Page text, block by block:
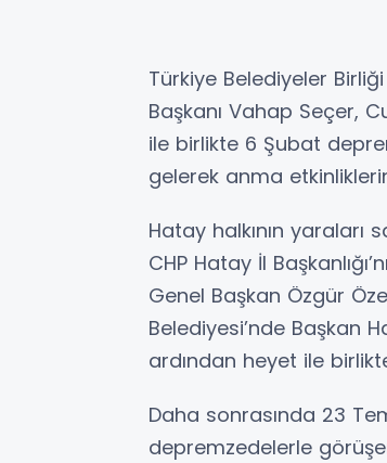
Türkiye Belediyeler
Başkanı Vahap Seçer,
ile birlikte 6 Şubat
gelerek anma
Hatay halkının yaraları
CHP Hatay İl
Genel Başkan Özgür
Belediyesi’nde Başkan
ardından heyet ile
Daha sonrasında 23
depremzedelerle